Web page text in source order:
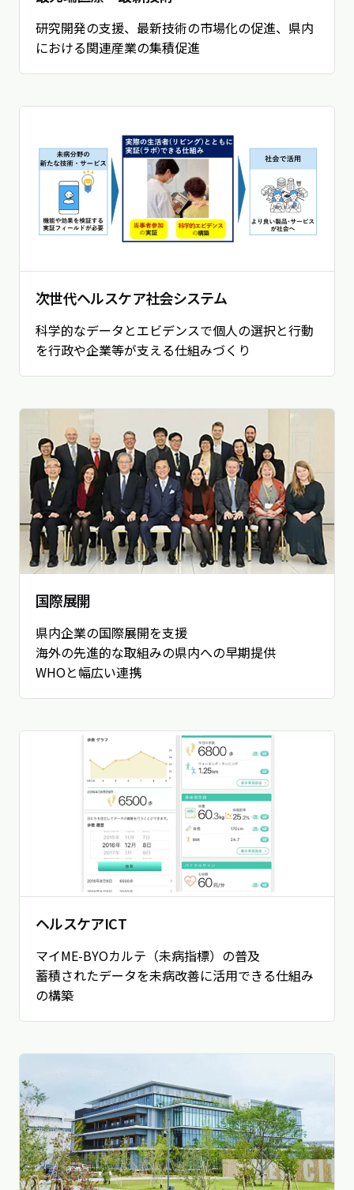
研究開発の支援、最新技術の市場化の促進、県内
における関連産業の集積促進
次世代ヘルスケア社会システム
科学的なデータとエビデンスで個人の選択と行動
を行政や企業等が支える仕組みづくり
国際展開
県内企業の国際展開を支援
海外の先進的な取組みの県内への早期提供
WHOと幅広い連携
ヘルスケアICT
マイME-BYOカルテ（未病指標）の普及
蓄積されたデータを未病改善に活用できる仕組み
の構築